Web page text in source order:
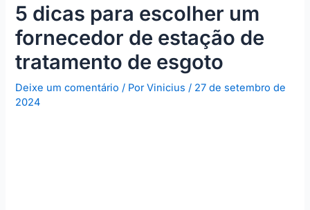
5 dicas para escolher um
fornecedor de estação de
tratamento de esgoto
Deixe um comentário / PorVinicius/ 27 de setembro de
2024